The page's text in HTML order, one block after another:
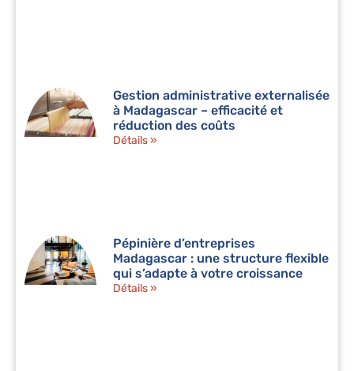
Gestion administrative externalisée
à Madagascar – efficacité et
réduction des coûts
Détails »
Pépinière d’entreprises
Madagascar : une structure flexible
qui s’adapte à votre croissance
Détails »